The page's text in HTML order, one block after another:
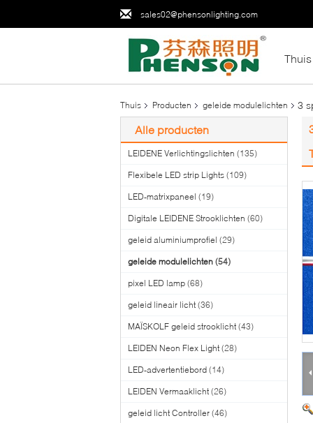
sales02@phensonlighting.com
Thuis
Thuis Producten geleide modulelichten 3
Alle producten
LEIDENE Verlichtingslichten (135)
Flexibele LED strip Lights (109)
LED-matrixpaneel (19)
Digitale LEIDENE Strooklichten (60)
geleid aluminiumprofiel (29)
geleide modulelichten (54)
pixel LED lamp (68)
geleid lineair licht (36)
MAÏSKOLF geleid strooklicht (43)
LEIDEN Neon Flex Light (28)
LED-advertentiebord (14)
LEIDEN Vermaaklicht (26)
geleid licht Controller (46)